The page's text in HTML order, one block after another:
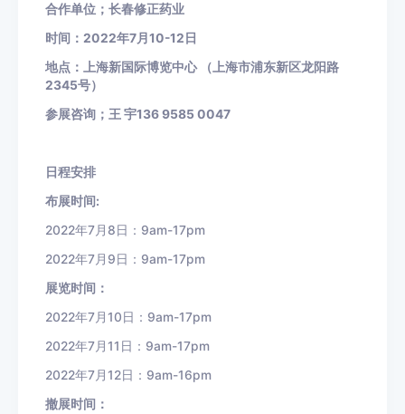
合作单位；长春修正药业
时间： 2022年7月 10-12 日
地点：上海新国际博览中心
（上海市浦东新区龙阳路
2345号）
参展咨询；王宇136 9585 0047
日程安排
布展时间:
2022年7月 8日： 9am-17pm
2022年7月 9日： 9am-17pm
展览时间：
2022年7月10日： 9am-17pm
2022年7月11 日： 9am-17pm
2022年7月12日： 9am-16pm
撤展时间：